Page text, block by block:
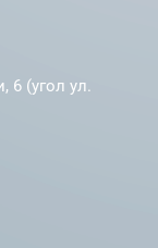
6 (угол ул.